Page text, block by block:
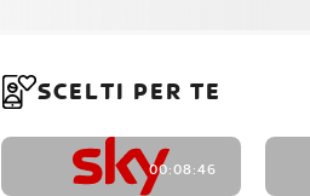
SCELTI PER TE
00:08:46